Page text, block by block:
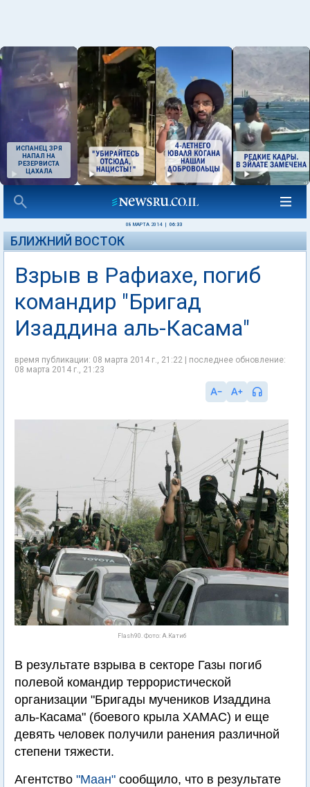
ИСПАНЕЦ ЗРЯ
НАПАЛ НА
РЕЗЕРВИСТА
ЦАХАЛА
08 МАРТА 2014 06:33
БЛИЖНИЙ ВОСТОК
Взрыв в Рафиахе, погиб
командир "Бригад
Изаддина аль-Касама"
время публикации: 08 марта 2014 г., 21:22 | последнее обновление:
08 марта 2014 г., 21:23
Flash90. Фото: А.Катиб
В результате взрыва в секторе Газы погиб
полевой командир террористической
организации "Бригады мучеников Изаддина
аль-Касама" (боевого крыла ХАМАС) и еще
девять человек получили ранения различной
степени тяжести.
Агентство "Маан" сообщило, что в результате